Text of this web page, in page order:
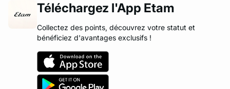
Téléchargez l'App Etam
Collectez des points, découvrez votre statut et
bénéficiez d'avantages exclusifs !